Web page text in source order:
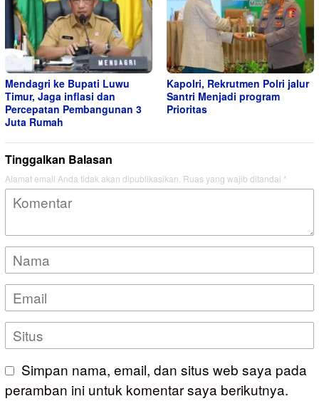
Mendagri ke Bupati Luwu
Timur, Jaga inflasi dan
Percepatan Pembangunan 3
Juta Rumah
Kapolri, Rekrutmen Polri jalur
Santri Menjadi program
Prioritas
Tinggalkan Balasan
Alamat email Anda tidak akan dipublikasikan. Ruas yang wajib ditandai *
Simpan nama, email, dan situs web saya pada
peramban ini untuk komentar saya berikutnya.